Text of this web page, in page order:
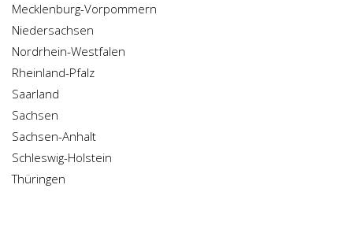
Mecklenburg-Vorpommern
Niedersachsen
Nordrhein-Westfalen
Rheinland-Pfalz
Saarland
Sachsen
Sachsen-Anhalt
Schleswig-Holstein
Thüringen